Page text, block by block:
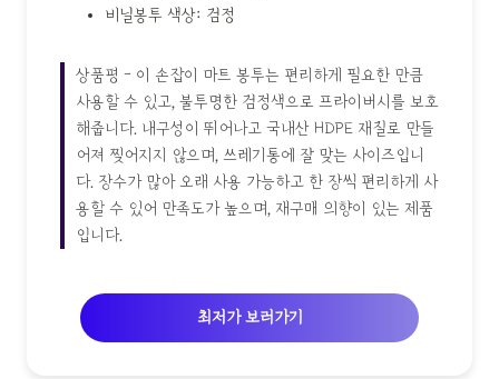
비닐봉투 색상: 검정
상품평 - 이 손잡이 마트 봉투는 편리하게 필요한 만큼
사용할 수 있고, 불투명한 검정색으로 프라이버시를 보호
해줍니다. 내구성이 뛰어나고 국내산 HDPE 재질로 만들
어져 찢어지지 않으며, 쓰레기통에 잘 맞는 사이즈입니
다. 장수가 많아 오래 사용 가능하고 한 장씩 편리하게 사
용할 수 있어 만족도가 높으며, 재구매 의향이 있는 제품
입니다.
최저가 보러가기